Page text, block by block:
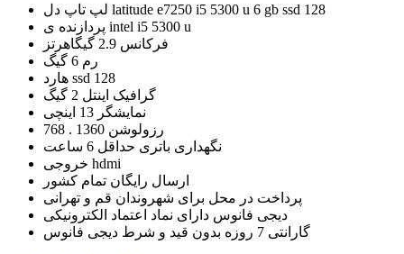
لپ تاپ دل latitude e7250 i5 5300 u 6 gb ssd 128
پردازنده ی intel i5 5300 u
فرکانس 2.9 گیگاهرتز
رم 6 گیگ
هارد ssd 128
گرافیک اینتل 2 گیگ
نمایشگر 13 اینچی
رزولوشن 1360 . 768
نگهداری باتری حداقل 6 ساعت
خروجی hdmi
ارسال رایگان تمام کشور
پرداخت در محل برای شهروندان قم و تهرانی
دیجی فانوس دارای نماد اعتماد الکترونیکی
گارانتی 7 روزه بدون قید و شرط دیجی فانوس